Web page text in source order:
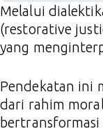
Melalui
(restorative
yang
Pendekatan ini
dari rahim